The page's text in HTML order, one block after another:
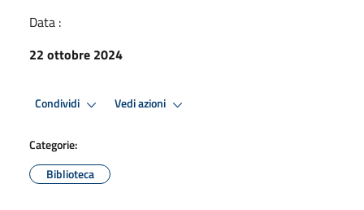
Data :
22 ottobre 2024
Condividi Vedi azioni
Categorie:
Biblioteca